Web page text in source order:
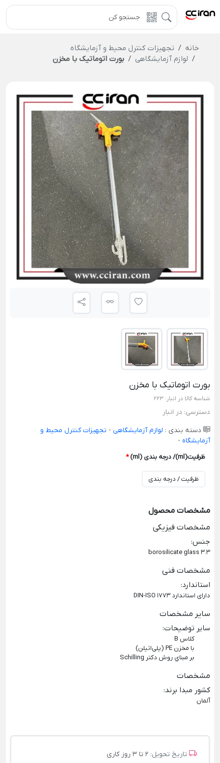
خانه
تجهیزات کنترل محیط و آزمایشگاه
لوازم آزمایشگاهی
بورت اتوماتیک با مخزن
بورت اتوماتیک با مخزن
شناسه کالا در انبار: 223
دسترسی: در انبار
دسته بندی : لوازم آزمایشگاهی - تجهیزات کنترل محیط و
آزمایشگاه -
ظرفیت(ml)/ درجه بندی (ml) *
مشخصات محصول
مشخصات فیزیکی
جنس:
borosilicate glass 3.3
مشخصات فنی
استاندارد:
دارای استاندارد DIN-ISO 1773
سایر مشخصات
سایر توضیحات:
کلاس B
با مخزن PE (پلی‌اتیلن)
بر مبناي روش دکتر Schilling
مشخصات
کشور مبدا برند:
آلمان
تاریخ تحویل: 2 تا 3 روز کاری